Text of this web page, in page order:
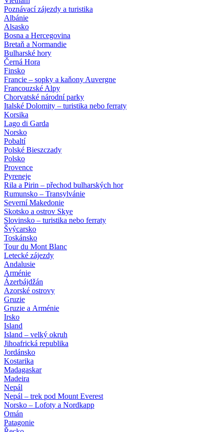
Poznávací zájezdy a turistika
Albánie
Alsasko
Bosna a Hercegovina
Bretaň a Normandie
Bulharské hory
Černá Hora
Finsko
Francie – sopky a kaňony Auvergne
Francouzské Alpy
Chorvatské národní parky
Italské Dolomity – turistika nebo ferraty
Korsika
Lago di Garda
Norsko
Pobaltí
Polské Bieszczady
Polsko
Provence
Pyreneje
Rila a Pirin – přechod bulharských hor
Rumunsko – Transylvánie
Severní Makedonie
Skotsko a ostrov Skye
Slovinsko – turistika nebo ferraty
Švýcarsko
Toskánsko
Tour du Mont Blanc
Letecké zájezdy
Andalusie
Arménie
Ázerbájdžán
Azorské ostrovy
Gruzie
Gruzie a Arménie
Irsko
Island
Island – velký okruh
Jihoafrická republika
Jordánsko
Kostarika
Madagaskar
Madeira
Nepál
Nepál – trek pod Mount Everest
Norsko – Lofoty a Nordkapp
Omán
Patagonie